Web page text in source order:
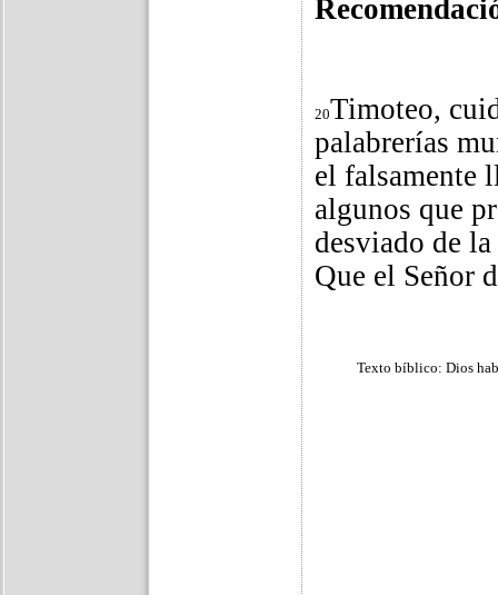
20Timoteo,
palabrerías
el falsamente
algunos que
desviado de
Que el Señor
Texto bíblico: Dios